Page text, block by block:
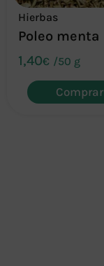
Hierbas
Poleo menta
1,40€ /50 g
Comprar